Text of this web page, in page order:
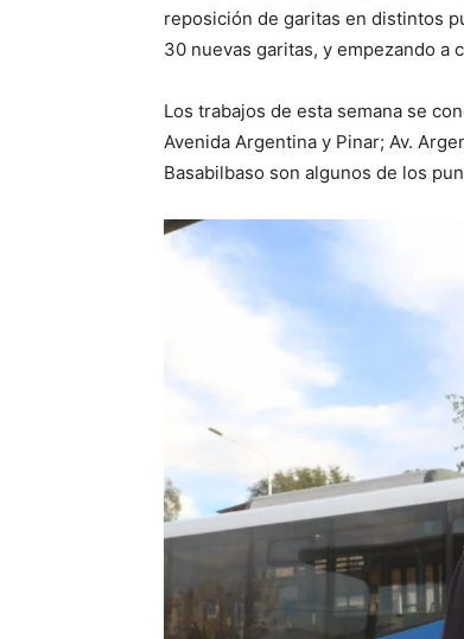
reposición de garitas en distintos
30 nuevas garitas, y empezando a
Los trabajos de esta semana se
Avenida Argentina y Pinar; Av.
Basabilbaso son algunos de los